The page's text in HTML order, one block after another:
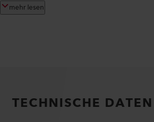
mehr lesen
TECHNISCHE DATEN